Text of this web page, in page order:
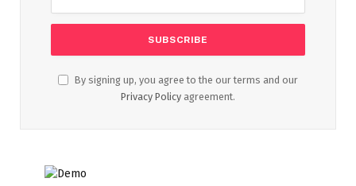
By signing up, you agree to the our terms and our
Privacy Policy agreement.